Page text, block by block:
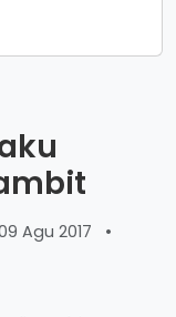
Agu 2017
•